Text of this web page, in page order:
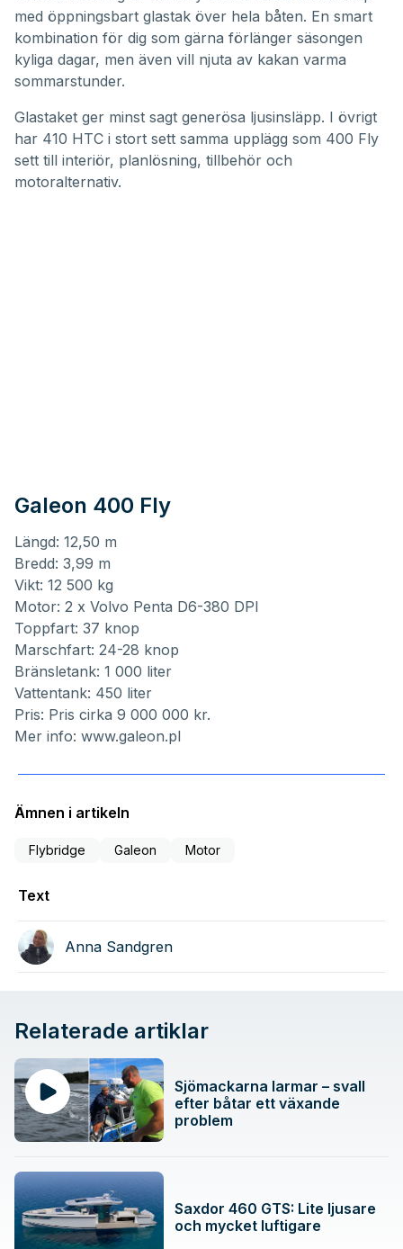
med öppningsbart glastak över hela båten. En smart
kombination för dig som gärna förlänger säsongen
kyliga dagar, men även vill njuta av kakan varma
sommarstunder.
Glastaket ger minst sagt generösa ljusinsläpp. I övrigt
har 410 HTC i stort sett samma upplägg som 400 Fly
sett till interiör, planlösning, tillbehör och
motoralternativ.
Galeon 400 Fly
Längd: 12,50 m
Bredd: 3,99 m
Vikt: 12 500 kg
Motor: 2 x Volvo Penta D6-380 DPI
Toppfart: 37 knop
Marschfart: 24-28 knop
Bränsletank: 1 000 liter
Vattentank: 450 liter
Pris: Pris cirka 9 000 000 kr.
Mer info: www.galeon.pl
Ämnen i artikeln
Flybridge Galeon Motor
Text
Anna Sandgren
Relaterade artiklar
Sjömackarna larmar – svall
efter båtar ett växande
problem
Saxdor 460 GTS: Lite ljusare
och mycket luftigare